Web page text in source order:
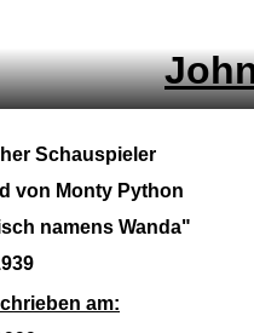
Schauspieler
von Monty Python
namens Wanda"
am: